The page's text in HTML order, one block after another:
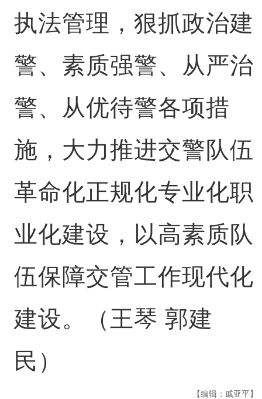
执法管理，狠抓政治建
警、素质强警、从严治
警、从优待警各项措
施，大力推进交警队伍
革命化正规化专业化职
业化建设，以高素质队
伍保障交管工作现代化
建设。（王琴 郭建
民）
【编辑：戚亚平】